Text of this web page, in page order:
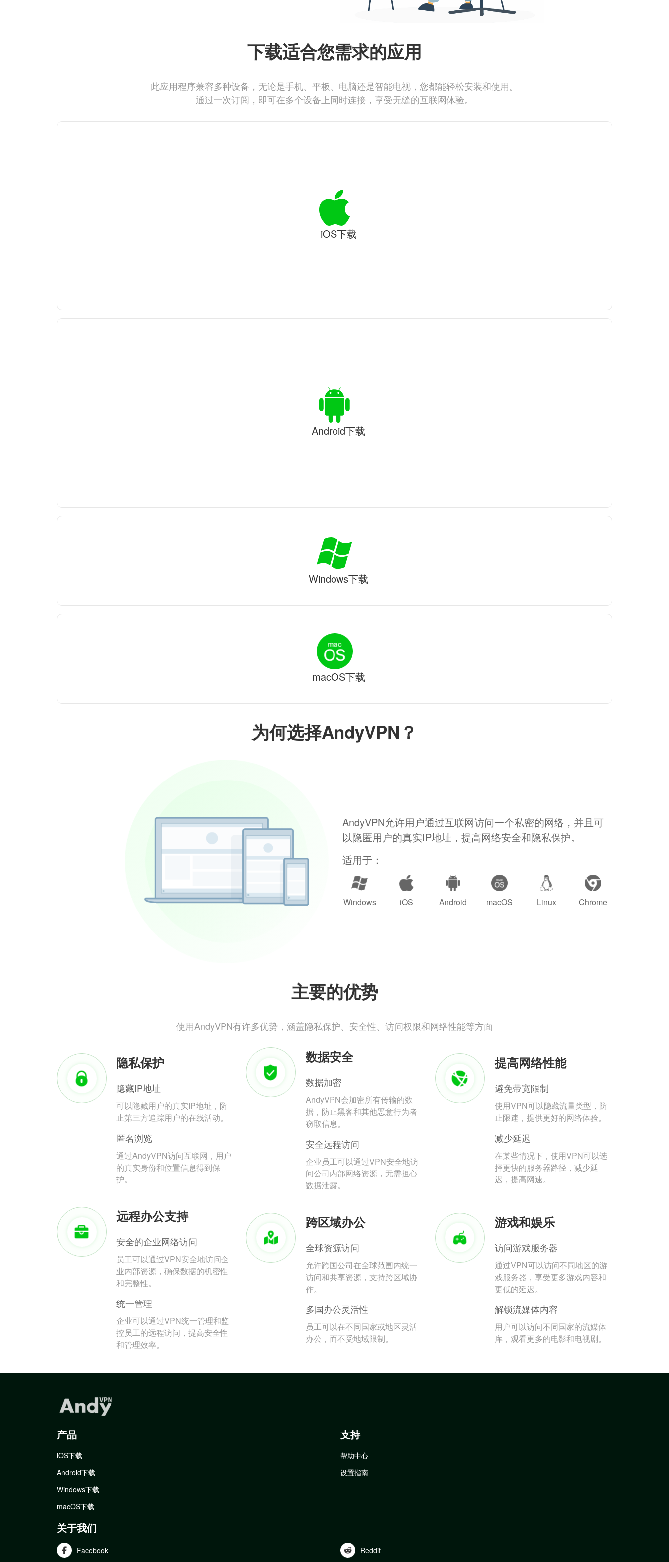
为何选择AndyVPN？
AndyVPN允许用户通过互联网访问一个私密的网络，并且可
以隐匿用户的真实IP地址，提高网络安全和隐私保护。
适用于：
Windows iOS Android macOS Linux Chrome
主要的优势
使用AndyVPN有许多优势，涵盖隐私保护、安全性、访问权限和网络性能等方面
隐私保护
隐藏IP地址
可以隐藏用户的真实IP地址，防
止第三方追踪用户的在线活动。
匿名浏览
通过AndyVPN访问互联网，用户
的真实身份和位置信息得到保
护。
数据安全
数据加密
AndyVPN会加密所有传输的数
据，防止黑客和其他恶意行为者
窃取信息。
安全远程访问
企业员工可以通过VPN安全地访
问公司内部网络资源，无需担心
数据泄露。
提高网络性能
避免带宽限制
使用VPN可以隐藏流量类型，防
止限速，提供更好的网络体验。
减少延迟
在某些情况下，使用VPN可以选
择更快的服务器路径，减少延
迟，提高网速。
远程办公支持
安全的企业网络访问
员工可以通过VPN安全地访问企
业内部资源，确保数据的机密性
和完整性。
统一管理
企业可以通过VPN统一管理和监
控员工的远程访问，提高安全性
和管理效率。
跨区域办公
全球资源访问
允许跨国公司在全球范围内统一
访问和共享资源，支持跨区域协
作。
多国办公灵活性
员工可以在不同国家或地区灵活
办公，而不受地域限制。
游戏和娱乐
访问游戏服务器
通过VPN可以访问不同地区的游
戏服务器，享受更多游戏内容和
更低的延迟。
解锁流媒体内容
用户可以访问不同国家的流媒体
库，观看更多的电影和电视剧。
下载适合您需求的应用
此应用程序兼容多种设备，无论是手机、平板、电脑还是智能电视，您都能轻松安装和使用。
通过一次订阅，即可在多个设备上同时连接，享受无缝的互联网体验。
iOS下载
Android下载
Windows下载
macOS下载
产品
iOS下载
Android下载
Windows下载
macOS下载
支持
帮助中心
设置指南
关于我们
Facebook Reddit